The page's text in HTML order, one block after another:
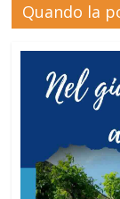
Quando la